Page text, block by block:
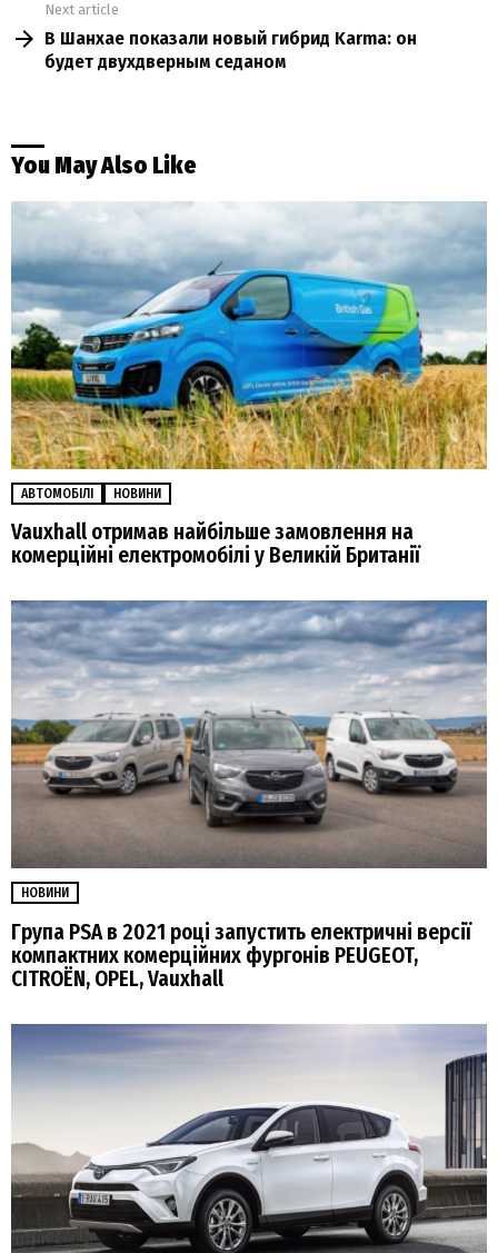
Next article
В Шанхае показали новый гибрид Karma: он
будет двухдверным седаном
You May Also Like
АВТОМОБІЛІ НОВИНИ
Vauxhall отримав найбільше замовлення на
комерційні електромобілі у Великій Британії
НОВИНИ
Група PSA в 2021 році запустить електричні версії
компактних комерційних фургонів PEUGEOT,
CITROЁN, OPEL, Vauxhall